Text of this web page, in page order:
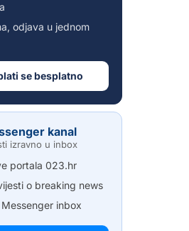
odjava u jednom
se besplatno
kanal
izravno u inbox
portala 023.hr
o breaking news
inbox